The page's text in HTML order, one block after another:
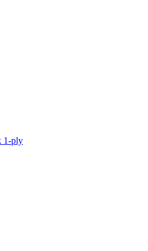
1-ply